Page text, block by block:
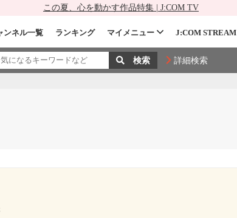
この夏、心を動かす作品特集 | J:COM TV
ンネル一覧 ランキング マイメニュー J:COM STREAM
詳細検索